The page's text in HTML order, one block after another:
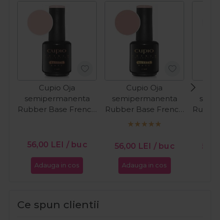
Cupio Oja
semipermanenta
Rubber Base French
56,00 LEI / buc
Adauga in cos
Cupio Oja
semipermanenta
Rubber Base French
Collection - Soft
56,00 LEI / buc
Adauga in cos
Ce spun clientii